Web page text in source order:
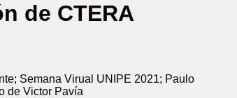
de CTERA
Semana Virual UNIPE 2021; Paulo
de Victor Pavía